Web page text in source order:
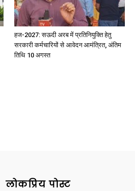
हज-2027: सऊदी अरब में प्रतिनियुक्ति हेतु
सरकारी कर्मचारियों से आवेदन आमंत्रित, अंतिम
तिथि 10 अगस्त
लोकप्रिय पोस्ट